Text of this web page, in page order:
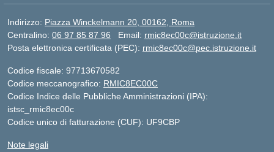
Indirizzo: Piazza Winckelmann 20, 00162, Roma
Centralino: 06 97 85 87 96 Email: rmic8ec00c@istruzione.it
Posta elettronica certificata (PEC): rmic8ec00c@pec.istruzione.it
Codice fiscale: 97713670582
Codice meccanografico: RMIC8EC00C
Codice Indice delle Pubbliche Amministrazioni (IPA):
istsc_rmic8ec00c
Codice unico di fatturazione (CUF): UF9CBP
Note legali